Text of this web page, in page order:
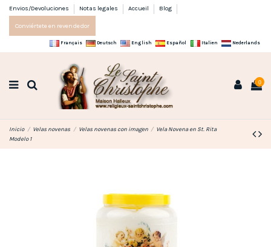
Envios/Devoluciones Notas legales Accueil Blog
Conviértete en revendedor
Français Deutsch English Español Italien Nederlands
0
Inicio Velas novenas Velas novenas con imagen
Vela Novena en St. Rita
Modelo 1